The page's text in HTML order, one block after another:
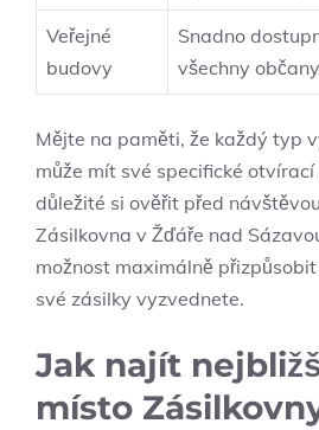
Veřejné
budovy
Snadno
všechny
Mějte na paměti, že každý typ
může mít své specifické otvírací
důležité si ověřit před
Zásilkovna v Žďáře nad
možnost maximálně
své zásilky vyzvednete.
Jak najít
místo